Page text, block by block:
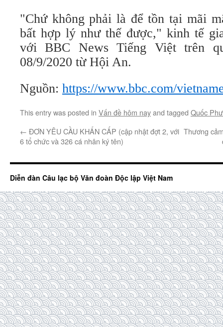
"Chứ không phải là để tồn tại mãi
bất hợp lý như thế được," kinh tế
với BBC News Tiếng Việt trên
08/9/2020 từ Hội An.
Nguồn: https://www.bbc.com/
This entry was posted in Vấn đề hôm nayand tagged Quốc
← ĐƠN YÊU CẦU KHẨN CẤP (cập nhật đợt 2, với
6 tổ chức và 326 cá nhân ký tên)
Thương
Diễn đàn Câu lạc bộ Văn đoàn Độc lập Việt Nam